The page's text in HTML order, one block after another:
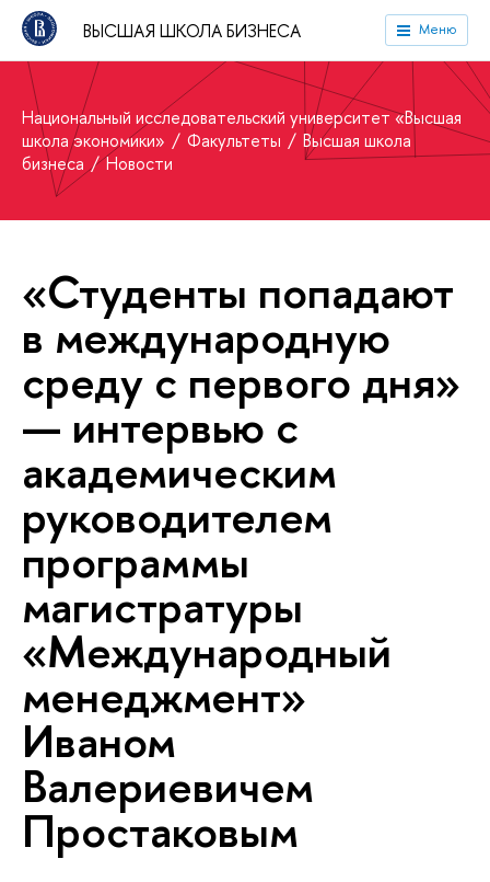
ВЫСШАЯ ШКОЛА БИЗНЕСА Меню
Национальный исследовательский университет «Высшая
школа экономики»
Факультеты
Высшая школа
бизнеса
Новости
«Студенты попадают
в международную
среду с первого дня»
— интервью с
академическим
руководителем
программы
магистратуры
«Международный
менеджмент»
Иваном
Валериевичем
Простаковым